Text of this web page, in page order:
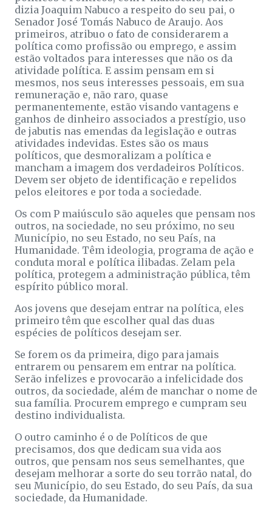
dizia Joaquim Nabuco a respeito do seu pai, o
Senador José Tomás Nabuco de Araujo. Aos
primeiros, atribuo o fato de considerarem a
política como profissão ou emprego, e assim
estão voltados para interesses que não os da
atividade política. E assim pensam em si
mesmos, nos seus interesses pessoais, em sua
remuneração e, não raro, quase
permanentemente, estão visando vantagens e
ganhos de dinheiro associados a prestígio, uso
de jabutis nas emendas da legislação e outras
atividades indevidas. Estes são os maus
políticos, que desmoralizam a política e
mancham a imagem dos verdadeiros Políticos.
Devem ser objeto de identificação e repelidos
pelos eleitores e por toda a sociedade.
Os com P maiúsculo são aqueles que pensam nos
outros, na sociedade, no seu próximo, no seu
Município, no seu Estado, no seu País, na
Humanidade. Têm ideologia, programa de ação e
conduta moral e política ilibadas. Zelam pela
política, protegem a administração pública, têm
espírito público moral.
Aos jovens que desejam entrar na política, eles
primeiro têm que escolher qual das duas
espécies de políticos desejam ser.
Se forem os da primeira, digo para jamais
entrarem ou pensarem em entrar na política.
Serão infelizes e provocarão a infelicidade dos
outros, da sociedade, além de manchar o nome de
sua família. Procurem emprego e cumpram seu
destino individualista.
O outro caminho é o de Políticos de que
precisamos, dos que dedicam sua vida aos
outros, que pensam nos seus semelhantes, que
desejam melhorar a sorte do seu torrão natal, do
seu Município, do seu Estado, do seu País, da sua
sociedade, da Humanidade.